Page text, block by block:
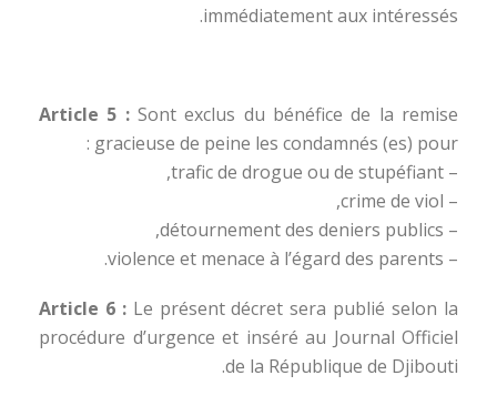
immédiatement aux intéressés.
Article 5 :Sont exclus du bénéfice de la remise
gracieuse de peine les condamnés (es) pour :
– trafic de drogue ou de stupéfiant,
– crime de viol,
– détournement des deniers publics,
– violence et menace à l’égard des parents.
Article 6 :Le présent décret sera publié selon la
procédure d’urgence et inséré au Journal Officiel
de la République de Djibouti.